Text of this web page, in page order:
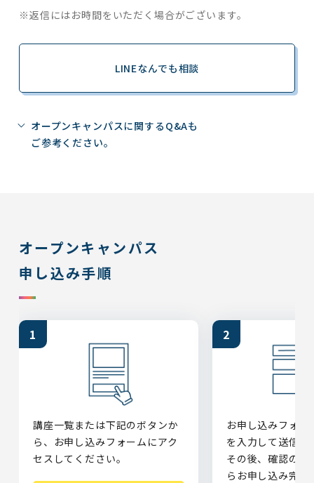
男子限定！エアライン業界を目指す
ためのジョブセミナ…
10/17 土
体験
一流ホテルのサービス”フルーツカ
ット”をレクチャー…
※返信にはお時間をいただく場合がございます。
LINEなんでも相談
オープンキャンパスに関するQ&Aも
ご参考ください。
オープンキャンパス
申し込み手順
講座一覧または下記のボタンか
ら、お申し込みフォームにアク
セスしてください。
お申し込みフォー
を入力して送信し
その後、確認のメ
らお申し込み完了